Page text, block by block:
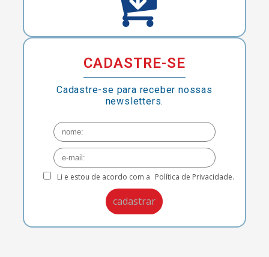
CADASTRE-SE
Cadastre-se para receber nossas
newsletters.
Li e estou de acordo com a Política de Privacidade.